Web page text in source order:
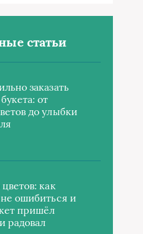
статьи
заказать
от
до улыбки
как
ошибиться и
пришёл
радовал